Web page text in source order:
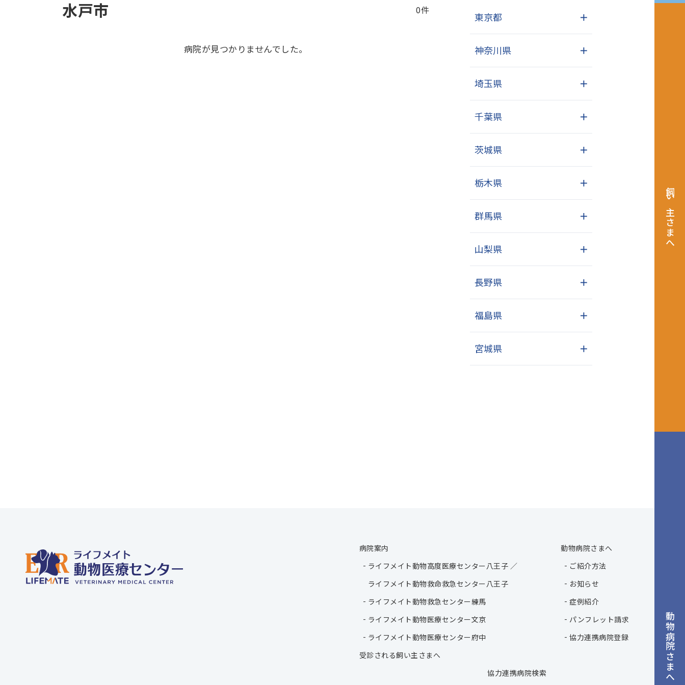
飼い主さまへ
動物病院さまへ
水戸市 0件
病院が見つかりませんでした。
東京都 ＋
神奈川県 ＋
埼玉県 ＋
千葉県 ＋
茨城県 ＋
栃木県 ＋
群馬県 ＋
山梨県 ＋
長野県 ＋
福島県 ＋
宮城県 ＋
病院案内
ライフメイト動物高度医療センター八王子 ／
ライフメイト動物救命救急センター八王子
ライフメイト動物救急センター練馬
ライフメイト動物医療センター文京
ライフメイト動物医療センター府中
受診される飼い主さまへ
動物病院さまへ
ご紹介方法
お知らせ
症例紹介
パンフレット請求
協力連携病院登録
協力連携病院検索